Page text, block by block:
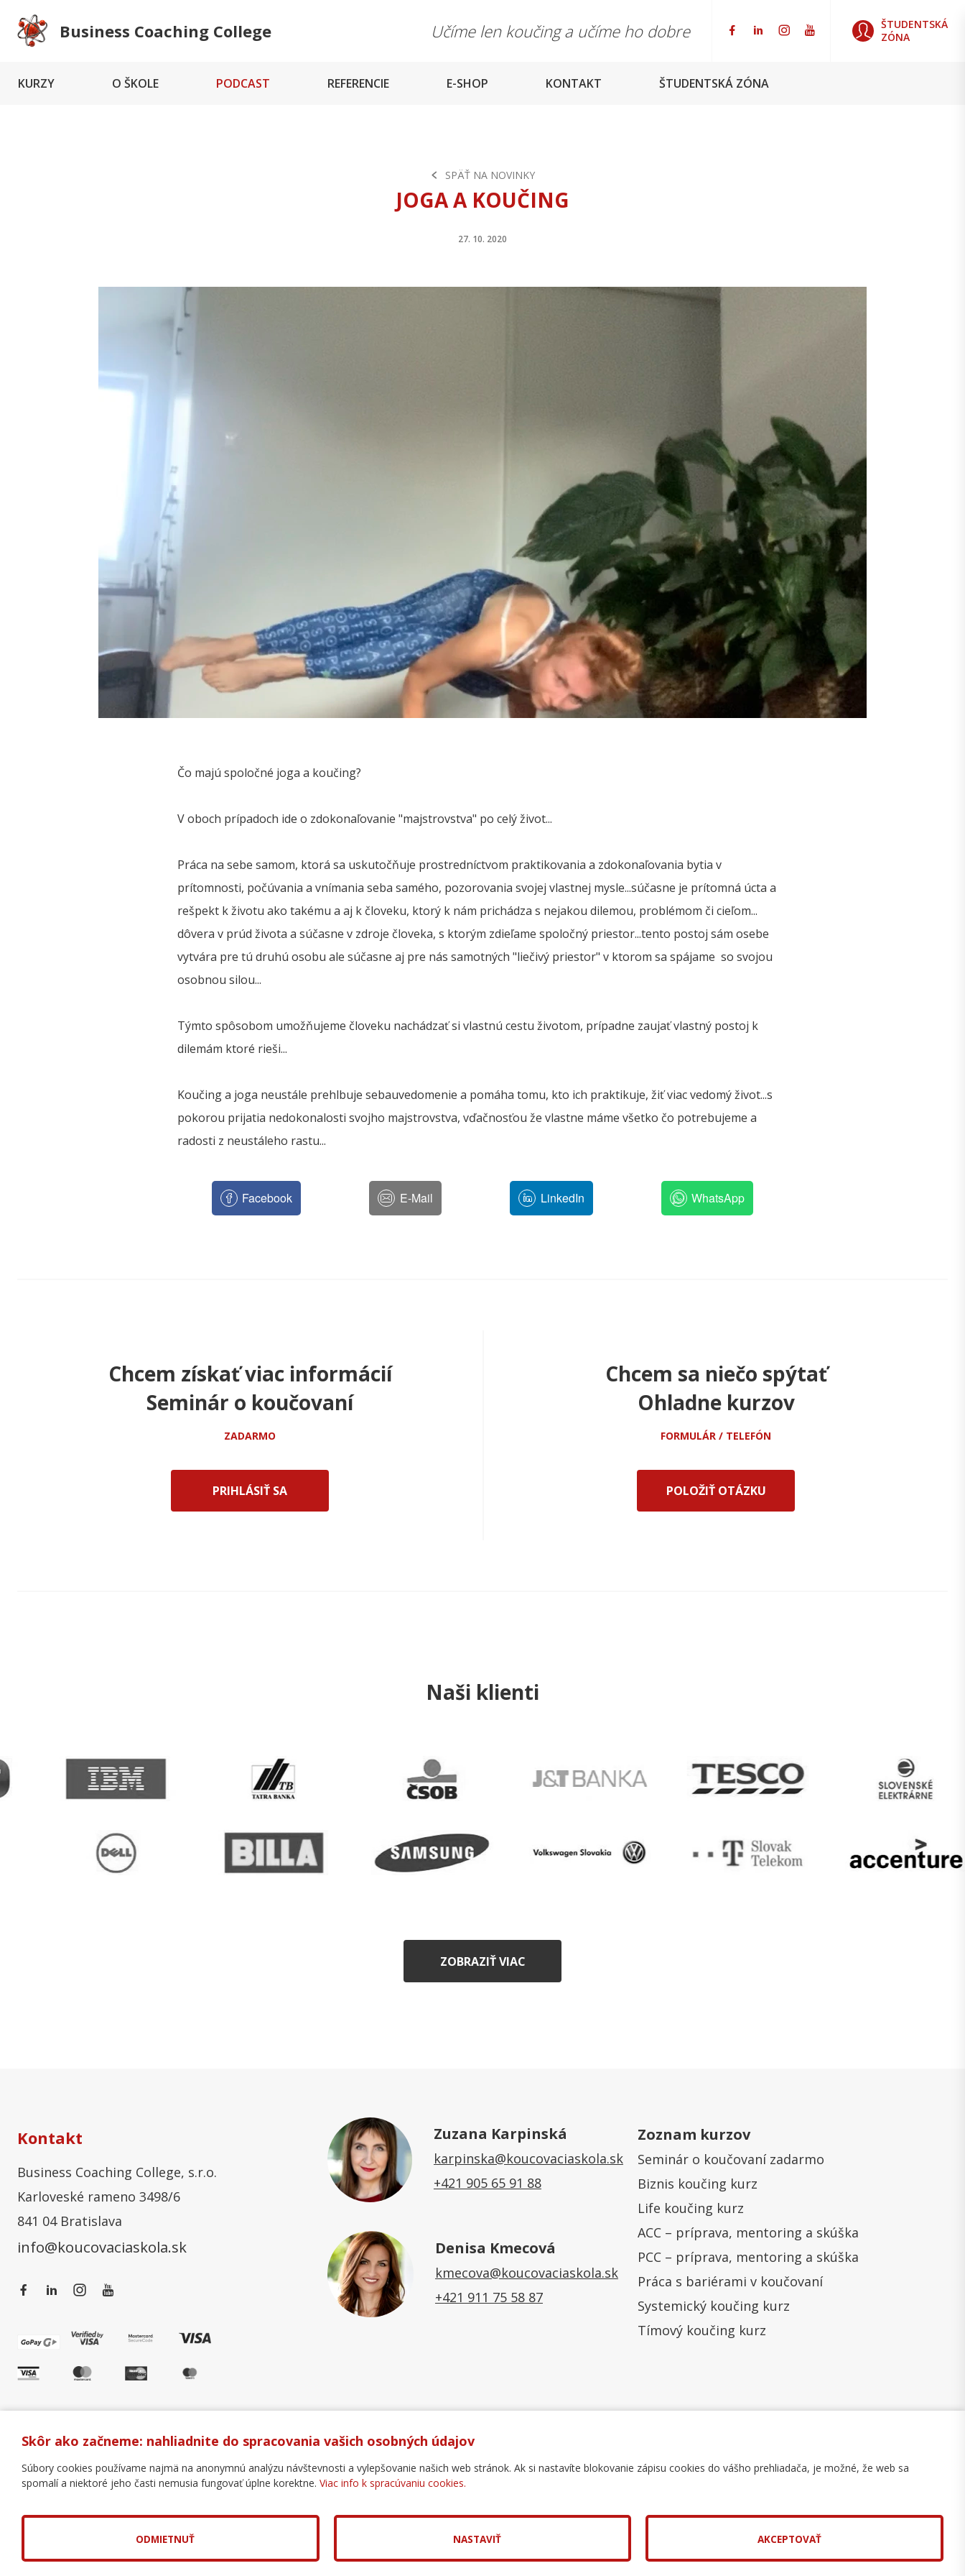
Business Coaching College Učíme len koučing a učíme ho dobre
ŠTUDENTSKÁ
ZÓNA
KURZY O ŠKOLE PODCAST REFERENCIE E-SHOP KONTAKT ŠTUDENTSKÁ ZÓNA
SPÄŤ NA NOVINKY
JOGA A KOUČING
27. 10. 2020
Čo majú spoločné joga a koučing?
V oboch prípadoch ide o zdokonaľovanie "majstrovstva" po celý život...
Práca na sebe samom, ktorá sa uskutočňuje prostredníctvom praktikovania a zdokonaľovania bytia v
prítomnosti, počúvania a vnímania seba samého, pozorovania svojej vlastnej mysle...súčasne je prítomná úcta a
rešpekt k životu ako takému a aj k človeku, ktorý k nám prichádza s nejakou dilemou, problémom či cieľom...
dôvera v prúd života a súčasne v zdroje človeka, s ktorým zdieľame spoločný priestor...tento postoj sám osebe
vytvára pre tú druhú osobu ale súčasne aj pre nás samotných "liečivý priestor" v ktorom sa spájame so svojou
osobnou silou...
Týmto spôsobom umožňujeme človeku nachádzať si vlastnú cestu životom, prípadne zaujať vlastný postoj k
dilemám ktoré rieši...
Koučing a joga neustále prehlbuje sebauvedomenie a pomáha tomu, kto ich praktikuje, žiť viac vedomý život...s
pokorou prijatia nedokonalosti svojho majstrovstva, vďačnosťou že vlastne máme všetko čo potrebujeme a
radosti z neustáleho rastu...
Facebook E-Mail LinkedIn WhatsApp
Chcem získať viac informácií
Seminár o koučovaní
ZADARMO
PRIHLÁSIŤ SA
Chcem sa niečo spýtať
Ohladne kurzov
FORMULÁR / TELEFÓN
POLOŽIŤ OTÁZKU
Naši klienti
ZOBRAZIŤ VIAC
Kontakt
Business Coaching College, s.r.o.
Karloveské rameno 3498/6
841 04 Bratislava
info@koucovaciaskola.sk
Zuzana Karpinská
karpinska@koucovaciaskola.sk
+421 905 65 91 88
Denisa Kmecová
kmecova@koucovaciaskola.sk
+421 911 75 58 87
Zoznam kurzov
Seminár o koučovaní zadarmo
Biznis koučing kurz
Life koučing kurz
ACC – príprava, mentoring a skúška
PCC – príprava, mentoring a skúška
Práca s bariérami v koučovaní
Systemický koučing kurz
Tímový koučing kurz
Všeobecné obchodné podmienky Správa cookies Ochrana osobných údajov
Copyright © 2018 - 2026 Business Coaching College, s.r.o.
aredakčný systém
Skôr ako začneme: nahliadnite do spracovania vašich osobných údajov
Súbory cookies používame najmä na anonymnú analýzu návštevnosti a vylepšovanie našich web stránok. Ak si nastavíte blokovanie zápisu cookies do vášho prehliadača, je možné, že web sa
spomalí a niektoré jeho časti nemusia fungovať úplne korektne. Viac info k spracúvaniu cookies.
ODMIETNUŤ NASTAVIŤ AKCEPTOVAŤ